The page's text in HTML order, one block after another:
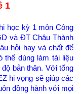
1
học kỳ 1 môn Công
và ĐT Châu Thành
hỏi hay và chất để
dùng làm tài liệu
bản thân. Với tổng
hi vọng sẽ giúp các
đồng hành với mọi